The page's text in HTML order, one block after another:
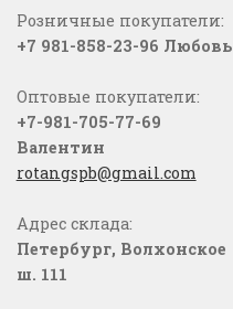
Розничные покупатели:
+7 981-858-23-96 Любовь
Оптовые покупатели:
+7-981-705-77-69
Валентин
rotangspb@gmail.com
Адрес склада:
Петербург, Волхонское
ш. 111